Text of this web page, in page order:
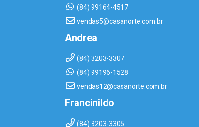
(84) 99164-4517
vendas5@casanorte.com.br
Andrea
(84) 3203-3307
(84) 99196-1528
vendas12@casanorte.com.br
Francinildo
(84) 3203-3305